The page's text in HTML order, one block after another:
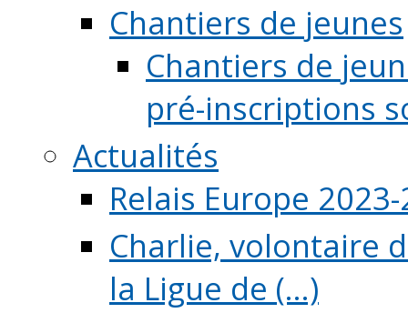
Chantiers de jeunes
Chantiers de
pré-inscriptions
Actualités
Relais Europe
Charlie, volontaire
la Ligue de (...)